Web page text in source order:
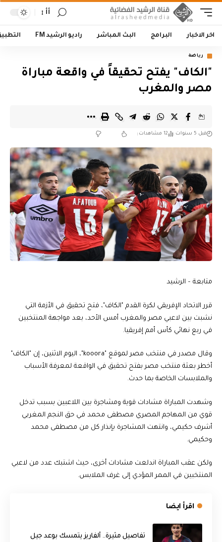
أأ
اخر الاخبار البرامج البث المباشر راديو الرشيد FM
رياضة
"الكاف" يفتح تحقيقاً في واقعة مباراة
مصر والمغرب
قبل 5 سنوات 12 مشاهدات
متابعة – الرشيد
قرر الاتحاد الإفريقي لكرة القدم "الكاف"، فتح تحقيق في الأزمة التي
نشبت بين لاعبي مصر والمغرب أمس الأحد، بعد مواجهة المنتخبين
في ربع نهائي كأس أمم إفريقيا.
وقال مصدر في منتخب مصر لموقع "kooora"، اليوم الاثنين، إن "الكاف"
أخطر بعثة منتخب مصر بفتح تحقيق في الواقعة لمعرفة الأسباب
والملابسات الخاصة بما حدث.
وشهدت المباراة مشادات قوية ومشاجرة بين اللاعبين بسبب تدخل
قوي من المهاجم المصري مصطفى محمد في حق النجم المغربي
أشرف حكيمي، وانتهت المشاجرة بإنذار كل من مصطفى محمد
وحكيمي.
ولكن عقب المباراة اندلعت مشادات أخرى، حيث اشتبك عدد من لاعبي
المنتخبين في الممر المؤدي إلى غرف الملابس.
اقرأ ايضا
تفاصيل مثيرة.. ألفاريز يتمسك بوعد جيل